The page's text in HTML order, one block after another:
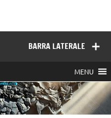
BARRA LATERALE
MENU